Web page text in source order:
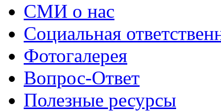
СМИ о нас
Социальная
Фотогалерея
Вопрос-Ответ
Полезные ресурсы